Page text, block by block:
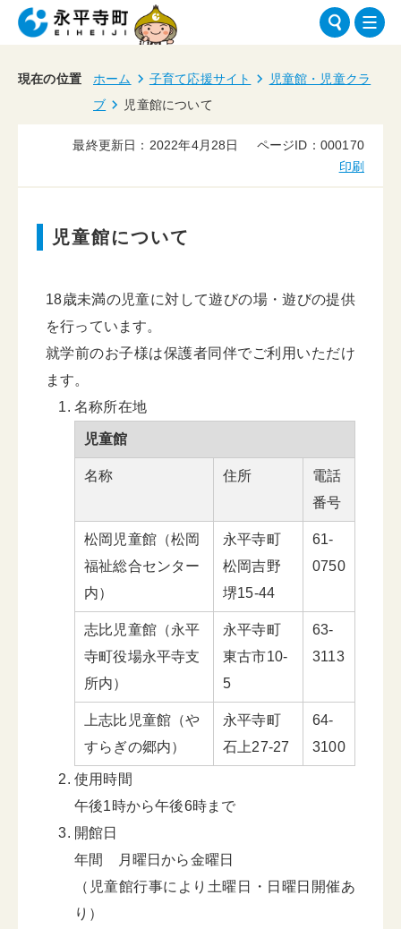
現在の位置 ホーム 子育て応援サイト
児童館・児童クラ
ブ
児童館について
最終更新日：2022年4月28日
ページID：000170
印刷
児童館について
18歳未満の児童に対して遊びの場・遊びの提供
を行っています。
就学前のお子様は保護者同伴でご利用いただけ
ます。
名称所在地
児童館
名称 住所
電話
番号
松岡児童館（松岡
福祉総合センター
内）
永平寺町
松岡吉野
堺15-44
61-
0750
志比児童館（永平
寺町役場永平寺支
所内）
永平寺町
東古市10-
5
63-
3113
上志比児童館（や
すらぎの郷内）
永平寺町
石上27-27
64-
3100
使用時間
午後1時から午後6時まで
開館日
年間 月曜日から金曜日
（児童館行事により土曜日・日曜日開催あ
り）